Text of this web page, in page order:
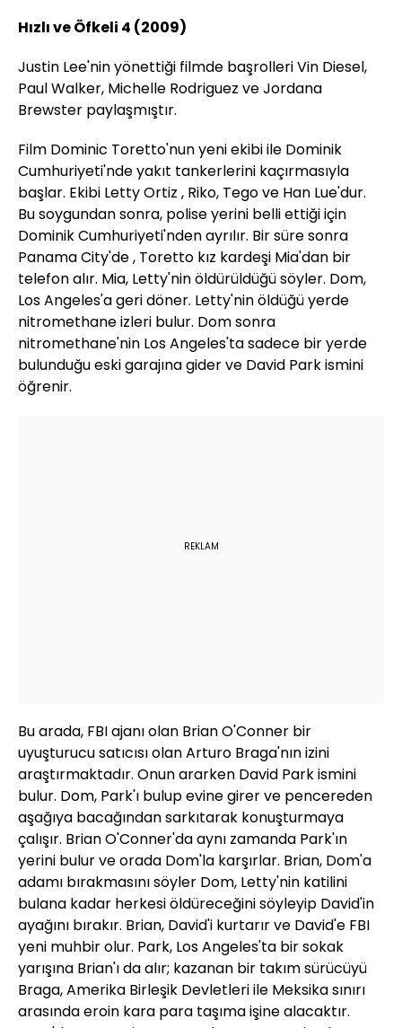
Hızlı ve Öfkeli 4 (2009)
Justin Lee'nin yönettiği filmde başrolleri Vin Diesel,
Paul Walker, Michelle Rodriguez ve Jordana
Brewster paylaşmıştır.
Film Dominic Toretto'nun yeni ekibi ile Dominik
Cumhuriyeti'nde yakıt tankerlerini kaçırmasıyla
başlar. Ekibi Letty Ortiz , Riko, Tego ve Han Lue'dur.
Bu soygundan sonra, polise yerini belli ettiği için
Dominik Cumhuriyeti'nden ayrılır. Bir süre sonra
Panama City'de , Toretto kız kardeşi Mia'dan bir
telefon alır. Mia, Letty'nin öldürüldüğü söyler. Dom,
Los Angeles'a geri döner. Letty'nin öldüğü yerde
nitromethane izleri bulur. Dom sonra
nitromethane'nin Los Angeles'ta sadece bir yerde
bulunduğu eski garajına gider ve David Park ismini
öğrenir.
REKLAM
Bu arada, FBI ajanı olan Brian O'Conner bir
uyuşturucu satıcısı olan Arturo Braga'nın izini
araştırmaktadır. Onun ararken David Park ismini
bulur. Dom, Park'ı bulup evine girer ve pencereden
aşağıya bacağından sarkıtarak konuşturmaya
çalışır. Brian O'Conner'da aynı zamanda Park'ın
yerini bulur ve orada Dom'la karşırlar. Brian, Dom'a
adamı bırakmasını söyler Dom, Letty'nin katilini
bulana kadar herkesi öldüreceğini söyleyip David'in
ayağını bırakır. Brian, David'i kurtarır ve David'e FBI
yeni muhbir olur. Park, Los Angeles'ta bir sokak
yarışına Brian'ı da alır; kazanan bir takım sürücüyü
Braga, Amerika Birleşik Devletleri ile Meksika sınırı
arasında eroin kara para taşıma işine alacaktır.